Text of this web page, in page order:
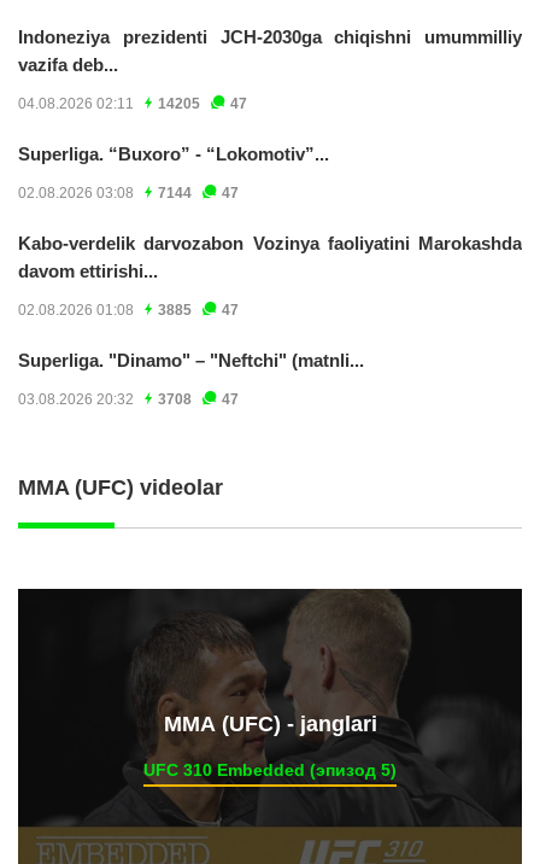
Indoneziya prezidenti JCH-2030ga chiqishni umummilliy
vazifa deb...
04.08.2026 02:11 14205 47
Superliga. “Buxoro” - “Lokomotiv”...
02.08.2026 03:08 7144 47
Kabo-verdelik darvozabon Vozinya faoliyatini Marokashda
davom ettirishi...
02.08.2026 01:08 3885 47
Superliga. "Dinamo" – "Neftchi" (matnli...
03.08.2026 20:32 3708 47
MMA (UFC) videolar
ММА (UFC) - janglari
UFC 310 Embedded (эпизод 5)